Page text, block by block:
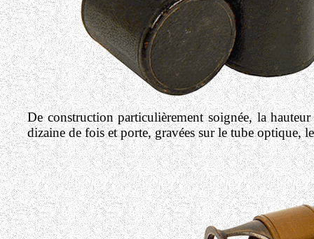
De construction particulièrement soignée, la
dizaine de fois et porte, gravées sur le tube